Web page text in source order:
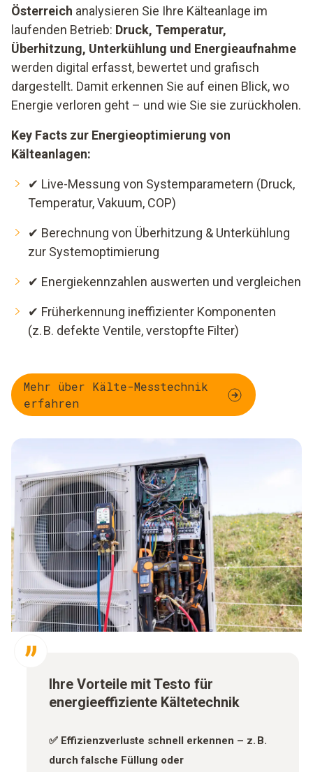
Österreich analysieren Sie Ihre Kälteanlage im
laufenden Betrieb: Druck, Temperatur,
Überhitzung, Unterkühlung und Energieaufnahme
werden digital erfasst, bewertet und grafisch
dargestellt. Damit erkennen Sie auf einen Blick, wo
Energie verloren geht – und wie Sie sie zurückholen.
Key Facts zur Energieoptimierung von
Kälteanlagen:
✔ Live-Messung von Systemparametern (Druck,
Temperatur, Vakuum, COP)
✔ Berechnung von Überhitzung & Unterkühlung
zur Systemoptimierung
✔ Energiekennzahlen auswerten und vergleichen
✔ Früherkennung ineffizienter Komponenten
(z. B. defekte Ventile, verstopfte Filter)
Mehr über Kälte-Messtechnik
erfahren
Ihre Vorteile mit Testo für
energieeffiziente Kältetechnik
✅ Effizienzverluste schnell erkennen – z. B.
durch falsche Füllung oder